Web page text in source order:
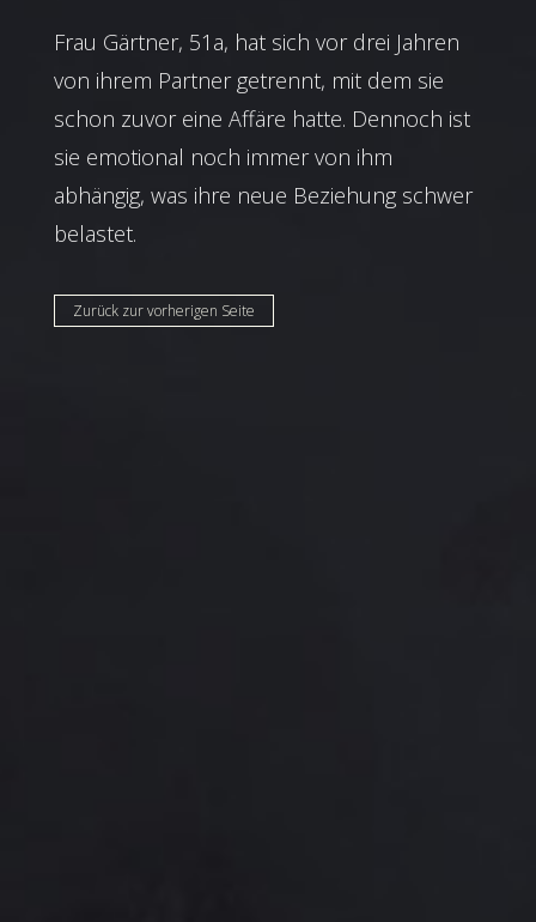
Frau Gärtner, 51a, hat sich vor drei Jahren
von ihrem Partner getrennt, mit dem sie
schon zuvor eine Affäre hatte. Dennoch ist
sie emotional noch immer von ihm
abhängig, was ihre neue Beziehung schwer
belastet.
Zurück zur vorherigen Seite